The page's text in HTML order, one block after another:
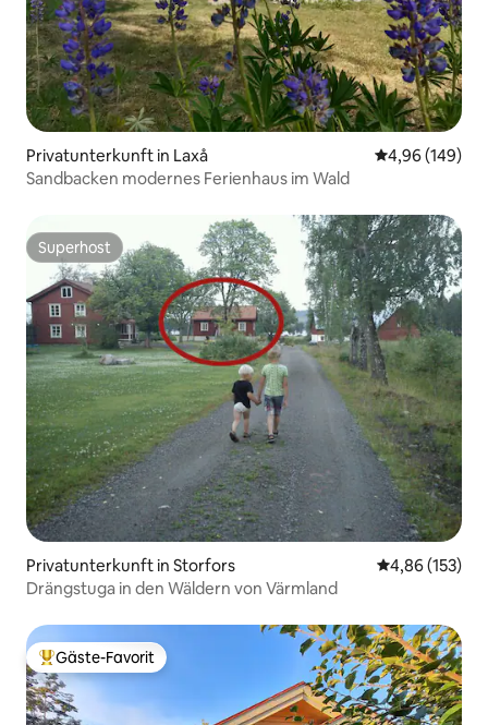
Privatunterkunft in Laxå
4,96 (149)
Sandbacken modernes Ferienhaus im Wald
Superhost
Superhost
Privatunterkunft in Storfors
4,86 (153)
Drängstuga in den Wäldern von Värmland
Beliebter Gäste-Favorit.
Gäste-Favorit